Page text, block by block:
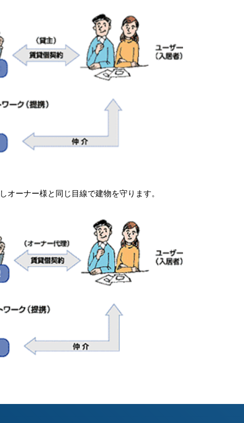
オーナー様と同じ目線で建物を守ります。